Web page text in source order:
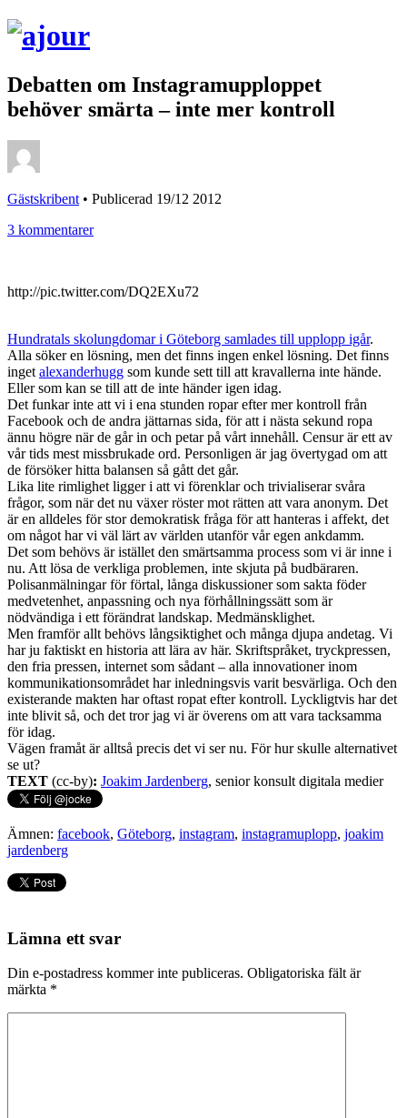
Debatten om Instagramupploppet
behöver smärta – inte mer kontroll
Gästskribent • Publicerad 19/12 2012
3 kommentarer
http://pic.twitter.com/DQ2EXu72
Hundratals skolungdomar i Göteborg samlades till upplopp igår.
Alla söker en lösning, men det finns ingen enkel lösning. Det finns
inget alexanderhugg som kunde sett till att kravallerna inte hände.
Eller som kan se till att de inte händer igen idag.
Det funkar inte att vi i ena stunden ropar efter mer kontroll från
Facebook och de andra jättarnas sida, för att i nästa sekund ropa
ännu högre när de går in och petar på vårt innehåll. Censur är ett av
vår tids mest missbrukade ord. Personligen är jag övertygad om att
de försöker hitta balansen så gått det går.
Lika lite rimlighet ligger i att vi förenklar och trivialiserar svåra
frågor, som när det nu växer röster mot rätten att vara anonym. Det
är en alldeles för stor demokratisk fråga för att hanteras i affekt, det
om något har vi väl lärt av världen utanför vår egen ankdamm.
Det som behövs är istället den smärtsamma process som vi är inne i
nu. Att lösa de verkliga problemen, inte skjuta på budbäraren.
Polisanmälningar för förtal, långa diskussioner som sakta föder
medvetenhet, anpassning och nya förhållningssätt som är
nödvändiga i ett förändrat landskap. Medmänsklighet.
Men framför allt behövs långsiktighet och många djupa andetag. Vi
har ju faktiskt en historia att lära av här. Skriftspråket, tryckpressen,
den fria pressen, internet som sådant – alla innovationer inom
kommunikationsområdet har inledningsvis varit besvärliga. Och den
existerande makten har oftast ropat efter kontroll. Lyckligtvis har det
inte blivit så, och det tror jag vi är överens om att vara tacksamma
för idag.
Vägen framåt är alltså precis det vi ser nu. För hur skulle alternativet
se ut?
TEXT (cc-by): Joakim Jardenberg, senior konsult digitala medier
Ämnen: facebook, Göteborg, instagram, instagramuplopp, joakim
jardenberg
Lämna ett svar
Din e-postadress kommer inte publiceras. Obligatoriska fält är
märkta *